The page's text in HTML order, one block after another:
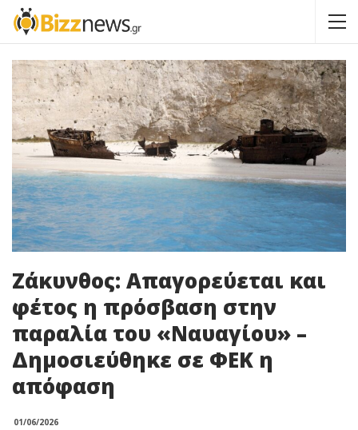
Ζάκυνθος: Απαγορεύεται και
φέτος η πρόσβαση στην
παραλία του «Ναυαγίου» –
Δημοσιεύθηκε σε ΦΕΚ η
απόφαση
01/06/2026